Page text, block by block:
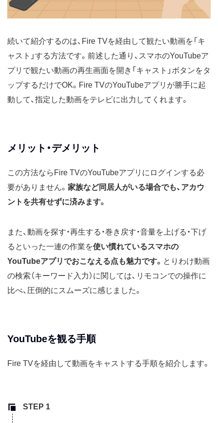
続いて紹介するのは、Fire TVを経由して観たい動画を「キ
ャスト」する方法です。前述した通り、スマホのYouTubeア
プリで観たい動画の再生画面を開き「キャスト」ボタンをタ
ップするだけでOK。Fire TVのYouTubeアプリが勝手に起
動して、指定した動画をテレビに出力してくれます。
メリット・デメリット
この方法ならFire TVのYouTubeアプリにログインする必
要がありません。 家族など同居人がいる場合でも、アカウ
ントを共有せずに済みます。
また、動画を探す・再生する・巻き戻す・音量を上げる・下げ
るといった一連の作業を使い慣れているスマホの
YouTubeアプリでおこなえる点も魅力です。 とりわけ動画
の検索（キーワード入力）に関しては、リモコンでの操作に
比べ、圧倒的にスムーズに感じました。
YouTubeを観る手順
Fire TVを経由して動画をキャストする手順を紹介します。